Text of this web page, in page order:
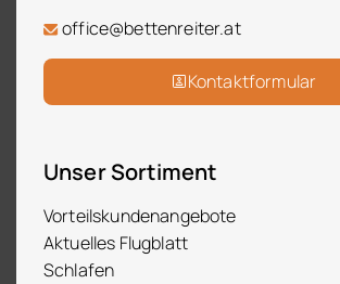
office@bettenreiter.at
Kontaktformular
Unser Sortiment
Vorteilskundenangebote
Aktuelles Flugblatt
Schlafen